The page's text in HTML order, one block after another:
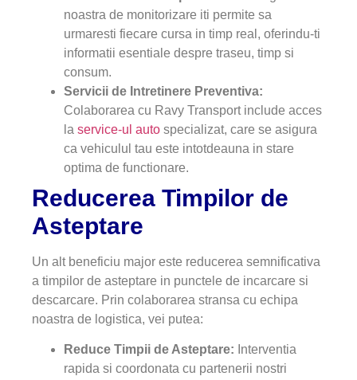
noastra de monitorizare iti permite sa
urmaresti fiecare cursa in timp real, oferindu-ti
informatii esentiale despre traseu, timp si
consum.
Servicii de Intretinere Preventiva:
Colaborarea cu Ravy Transport include acces
la service-ul auto specializat, care se asigura
ca vehiculul tau este intotdeauna in stare
optima de functionare.
Reducerea Timpilor de
Asteptare
Un alt beneficiu major este reducerea semnificativa
a timpilor de asteptare in punctele de incarcare si
descarcare. Prin colaborarea stransa cu echipa
noastra de logistica, vei putea:
Reduce Timpii de Asteptare: Interventia
rapida si coordonata cu partenerii nostri